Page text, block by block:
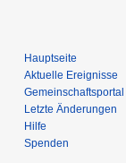
Hauptseite
Aktuelle Ereignisse
Gemeinschafts­portal
Letzte Änderungen
Hilfe
Spenden